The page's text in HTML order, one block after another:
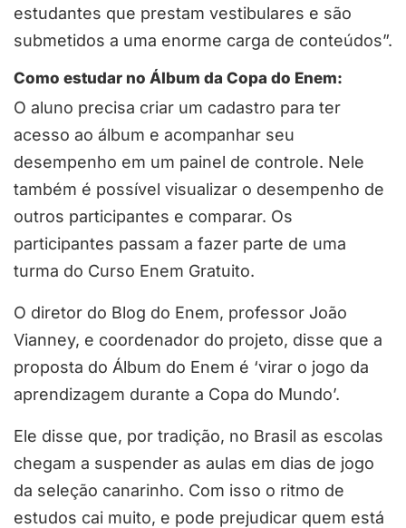
estudantes que prestam vestibulares e são
submetidos a uma enorme carga de conteúdos”.
Como estudar no Álbum da Copa do Enem:
O aluno precisa criar um cadastro para ter
acesso ao álbum e acompanhar seu
desempenho em um painel de controle. Nele
também é possível visualizar o desempenho de
outros participantes e comparar. Os
participantes passam a fazer parte de uma
turma do Curso Enem Gratuito.
O diretor do Blog do Enem, professor João
Vianney, e coordenador do projeto, disse que a
proposta do Álbum do Enem é ‘virar o jogo da
aprendizagem durante a Copa do Mundo’.
Ele disse que, por tradição, no Brasil as escolas
chegam a suspender as aulas em dias de jogo
da seleção canarinho. Com isso o ritmo de
estudos cai muito, e pode prejudicar quem está